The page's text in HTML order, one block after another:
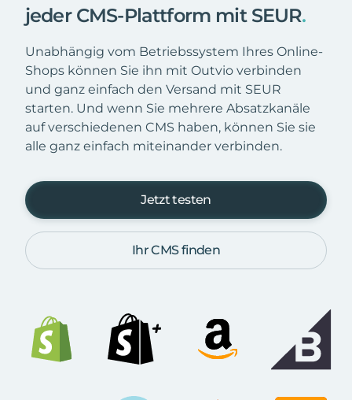
jeder CMS-Plattform mit SEUR.
Unabhängig vom Betriebssystem Ihres Online-
Shops können Sie ihn mit Outvio verbinden
und ganz einfach den Versand mit SEUR
starten. Und wenn Sie mehrere Absatzkanäle
auf verschiedenen CMS haben, können Sie sie
alle ganz einfach miteinander verbinden.
Jetzt testen
Ihr CMS finden